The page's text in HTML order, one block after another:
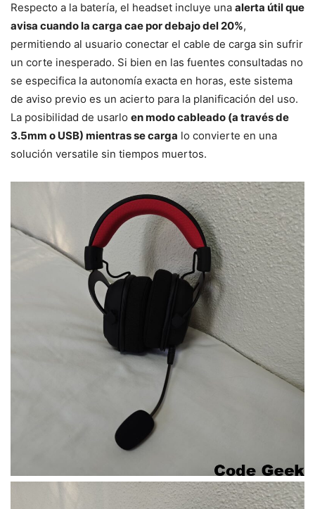
Respecto a la batería, el headset incluye una alerta útil que
avisa cuando la carga cae por debajo del 20%,
permitiendo al usuario conectar el cable de carga sin sufrir
un corte inesperado. Si bien en las fuentes consultadas no
se especifica la autonomía exacta en horas, este sistema
de aviso previo es un acierto para la planificación del uso.
La posibilidad de usarlo en modo cableado (a través de
3.5mm o USB) mientras se carga lo convierte en una
solución versatile sin tiempos muertos.